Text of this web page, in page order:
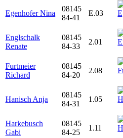
Egenhofer Nina
08145
84-41
E.03
Englschalk
Renate
08145
84-33
2.01
Furtmeier
Richard
08145
84-20
2.08
Hanisch Anja
08145
84-31
1.05
Harkebusch
Gabi
08145
84-25
1.11